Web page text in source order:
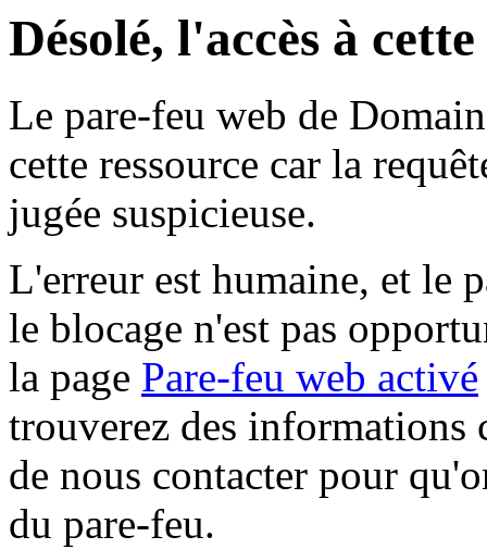
Désolé, l'accès à
Le pare-feu web de
cette ressource car la
jugée suspicieuse.
L'erreur est humaine, et le
le blocage n'est pas
la page Pare-feu web activé
trouverez des informations
de nous contacter pour
du pare-feu.